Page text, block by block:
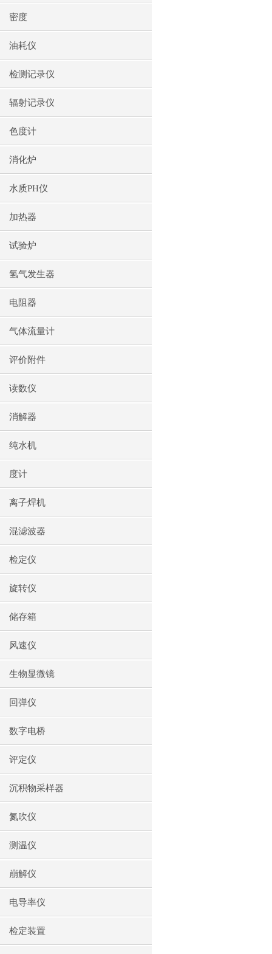
密度
油耗仪
检测记录仪
辐射记录仪
色度计
消化炉
水质PH仪
加热器
试验炉
氢气发生器
电阻器
气体流量计
评价附件
读数仪
消解器
纯水机
度计
离子焊机
混滤波器
检定仪
旋转仪
储存箱
风速仪
生物显微镜
回弹仪
数字电桥
评定仪
沉积物采样器
氮吹仪
测温仪
崩解仪
电导率仪
检定装置